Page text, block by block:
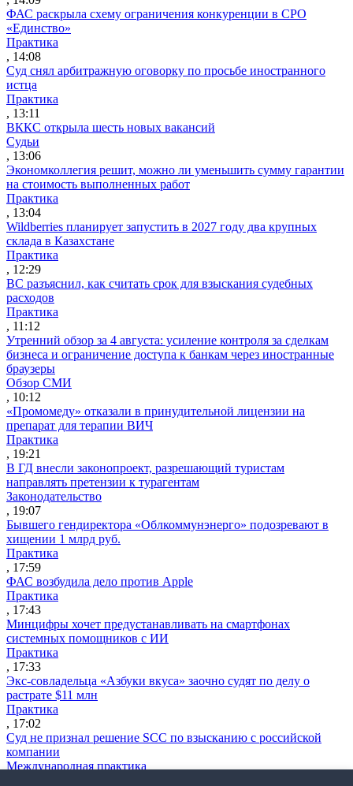
ФАС раскрыла схему ограничения конкуренции в СРО
«Единство»
Практика
, 14:08
Суд снял арбитражную оговорку по просьбе иностранного
истца
Практика
, 13:11
ВККС открыла шесть новых вакансий
Судьи
, 13:06
Экономколлегия решит, можно ли уменьшить сумму гарантии
на стоимость выполненных работ
Практика
, 13:04
Wildberries планирует запустить в 2027 году два крупных
склада в Казахстане
Практика
, 12:29
ВС разъяснил, как считать срок для взыскания судебных
расходов
Практика
, 11:12
Утренний обзор за 4 августа: усиление контроля за сделкам
бизнеса и ограничение доступа к банкам через иностранные
браузеры
Обзор СМИ
, 10:12
«Промомеду» отказали в принудительной лицензии на
препарат для терапии ВИЧ
Практика
, 19:21
В ГД внесли законопроект, разрешающий туристам
направлять претензии к турагентам
Законодательство
, 19:07
Бывшего гендиректора «Облкоммунэнерго» подозревают в
хищении 1 млрд руб.
Практика
, 17:59
ФАС возбудила дело против Apple
Практика
, 17:43
Минцифры хочет предустанавливать на смартфонах
системных помощников с ИИ
Практика
, 17:33
Экс-совладельца «Азбуки вкуса» заочно судят по делу о
растрате $11 млн
Практика
, 17:02
Суд не признал решение SCC по взысканию с российской
компании
Международная практика